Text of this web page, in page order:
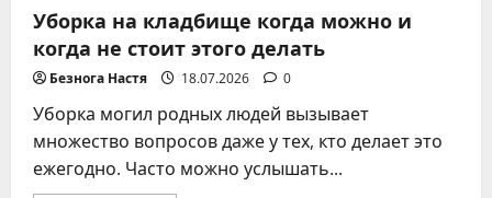
Уборка на кладбище когда можно и
когда не стоит этого делать
Безнога Настя 18.07.2026 0
Уборка могил родных людей вызывает
множество вопросов даже у тех, кто делает это
ежегодно. Часто можно услышать...